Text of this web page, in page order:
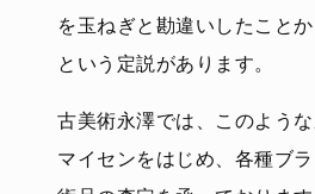
を玉ねぎと勘違いしたこと
という定説があります。
古美術永澤では、このよう
マイセンをはじめ、各種ブ